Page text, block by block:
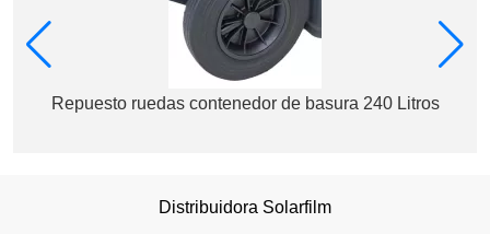
Repuesto ruedas contenedor de basura 240 Litros
Distribuidora Solarfilm